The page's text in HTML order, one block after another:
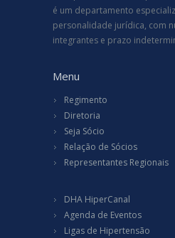
é um departamento
personalidade jurídica, com
integrantes e prazo
Menu
Regimento
Diretoria
Seja Sócio
Relação de Sócios
Representantes Regionais
DHA HiperCanal
Agenda de Eventos
Ligas de Hipertensão